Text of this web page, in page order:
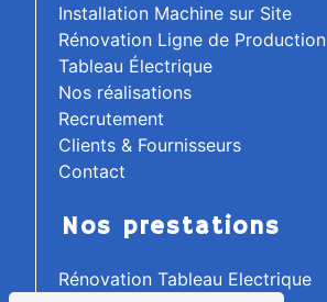
Tableau Électrique
Nos réalisations
Contact
Installation Machine sur Site
Rénovation Ligne de Production
Recrutement
Clients & Fournisseurs
Nos prestations
Rénovation Tableau Electrique